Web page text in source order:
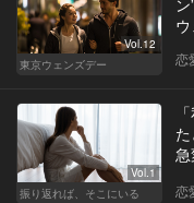
Vol.12
東京ウェンズデー
恋
Vol.1
振り返れば、そこにいる
恋